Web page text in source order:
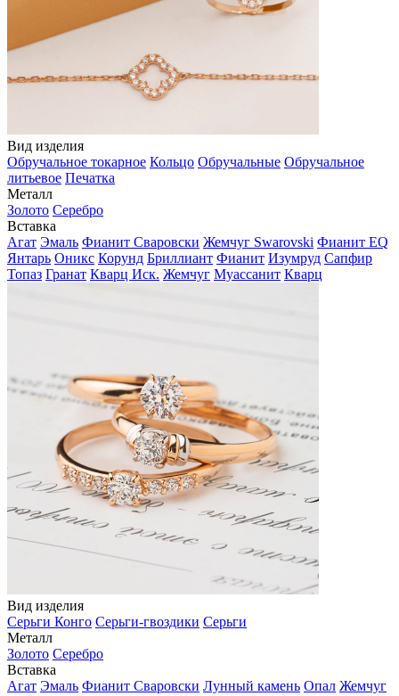
Вид изделия
Обручальное токарное Кольцо Обручальные Обручальное
литьевое Печатка
Металл
Золото Серебро
Вставка
Агат Эмаль Фианит Сваровски Жемчуг Swarovski Фианит EQ
Янтарь Оникс Корунд Бриллиант Фианит Изумруд Сапфир
Топаз Гранат Кварц Иск. Жемчуг Муассанит Кварц
Вид изделия
Серьги Конго Серьги-гвоздики Серьги
Металл
Золото Серебро
Вставка
Агат Эмаль Фианит Сваровски Лунный камень Опал Жемчуг